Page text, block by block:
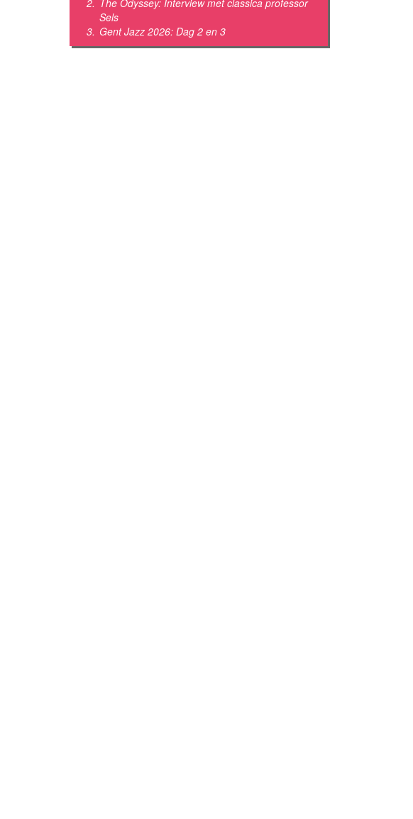
Sels
Gent Jazz 2026: Dag 2 en 3